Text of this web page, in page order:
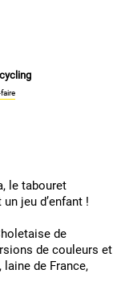
le tabouret
jeu d’enfant !
de
de couleurs et
de France,